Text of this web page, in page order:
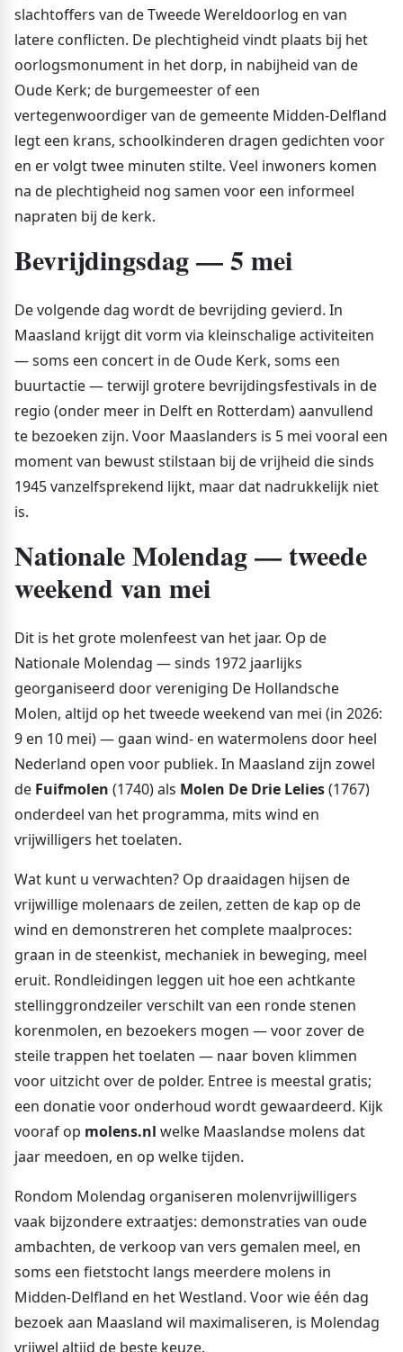
slachtoffers van de Tweede Wereldoorlog en van
latere conflicten. De plechtigheid vindt plaats bij het
oorlogsmonument in het dorp, in nabijheid van de
Oude Kerk; de burgemeester of een
vertegenwoordiger van de gemeente Midden-Delfland
legt een krans, schoolkinderen dragen gedichten voor
en er volgt twee minuten stilte. Veel inwoners komen
na de plechtigheid nog samen voor een informeel
napraten bij de kerk.
Bevrijdingsdag — 5 mei
De volgende dag wordt de bevrijding gevierd. In
Maasland krijgt dit vorm via kleinschalige activiteiten
— soms een concert in de Oude Kerk, soms een
buurtactie — terwijl grotere bevrijdingsfestivals in de
regio (onder meer in Delft en Rotterdam) aanvullend
te bezoeken zijn. Voor Maaslanders is 5 mei vooral een
moment van bewust stilstaan bij de vrijheid die sinds
1945 vanzelfsprekend lijkt, maar dat nadrukkelijk niet
is.
Nationale Molendag — tweede
weekend van mei
Dit is het grote molenfeest van het jaar. Op de
Nationale Molendag — sinds 1972 jaarlijks
georganiseerd door vereniging De Hollandsche
Molen, altijd op het tweede weekend van mei (in 2026:
9 en 10 mei) — gaan wind- en watermolens door heel
Nederland open voor publiek. In Maasland zijn zowel
de Fuifmolen (1740) als Molen De Drie Lelies(1767)
onderdeel van het programma, mits wind en
vrijwilligers het toelaten.
Wat kunt u verwachten? Op draaidagen hijsen de
vrijwillige molenaars de zeilen, zetten de kap op de
wind en demonstreren het complete maalproces:
graan in de steenkist, mechaniek in beweging, meel
eruit. Rondleidingen leggen uit hoe een achtkante
stellinggrondzeiler verschilt van een ronde stenen
korenmolen, en bezoekers mogen — voor zover de
steile trappen het toelaten — naar boven klimmen
voor uitzicht over de polder. Entree is meestal gratis;
een donatie voor onderhoud wordt gewaardeerd. Kijk
vooraf op molens.nl welke Maaslandse molens dat
jaar meedoen, en op welke tijden.
Rondom Molendag organiseren molenvrijwilligers
vaak bijzondere extraatjes: demonstraties van oude
ambachten, de verkoop van vers gemalen meel, en
soms een fietstocht langs meerdere molens in
Midden-Delfland en het Westland. Voor wie één dag
bezoek aan Maasland wil maximaliseren, is Molendag
vrijwel altijd de beste keuze.